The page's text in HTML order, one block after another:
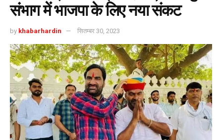
संभाग में भाजपा के लिए नया संकट
by khabarhardin सितम्बर 30, 2023